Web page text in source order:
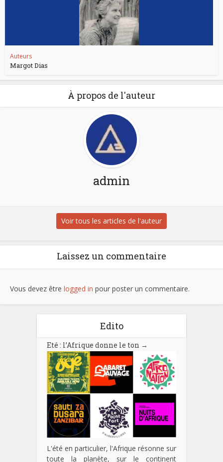
Auteurs
Margot Dias
À propos de l'auteur
admin
Voir tous les articles de l'auteur
Laissez un commentaire
Vous devez être logged in pour poster un commentaire.
Edito
Eté : l’Afrique donne le ton →
L'été en particulier, l'Afrique résonne sur
toute la planète, sur le continent